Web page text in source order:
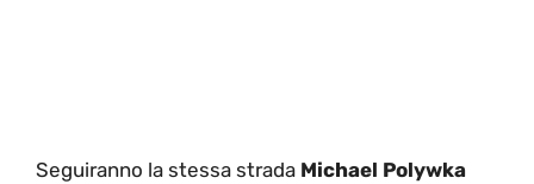
Seguiranno la stessa strada Michael Polywka